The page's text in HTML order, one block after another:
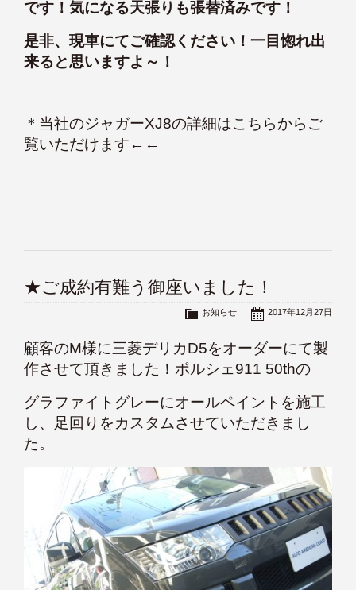
です！気になる天張りも張替済みです！
是非、現車にてご確認ください！一目惚れ出
来ると思いますよ～！
＊ 当社のジャガーXJ8の詳細はこちらからご
覧いただけます ←←
★ご成約有難う御座いました！
2017年12月27日
お知らせ
顧客のM様に三菱デリカD5をオーダーにて製
作させて頂きました！ポルシェ911 50thの
グラファイトグレーにオールペイントを施工
し、足回りをカスタムさせていただきまし
た。